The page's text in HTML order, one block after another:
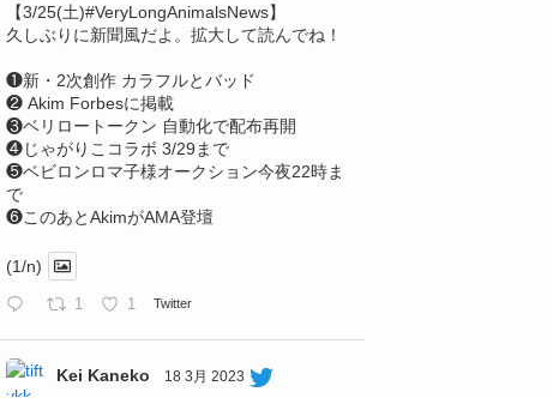
【3/25(土)#VeryLongAnimalsNews】
久しぶりに新聞風だよ。拡大して読んでね！
❶新・2次創作 カラフルとバッド
❷ Akim Forbesに掲載
❸ベリロートークン 自動化で配布再開
❹じゃがりこコラボ 3/29まで
❺ベビロンロマ子様オークション今夜22時ま
で
❻このあとAkimがAMA登壇
(1/n)
1 1 Twitter
Kei Kaneko 18 3月 2023